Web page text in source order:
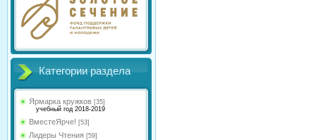
Категории раздела
Ярмарка кружков [35]
учебный год 2018-2019
ВместеЯрче! [53]
Лидеры Чтения [59]